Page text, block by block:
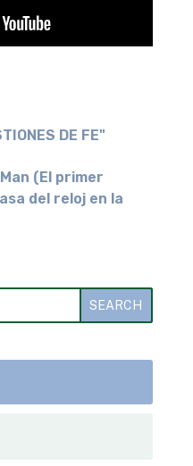
DE FE"
(El primer
del reloj en la
SEARCH